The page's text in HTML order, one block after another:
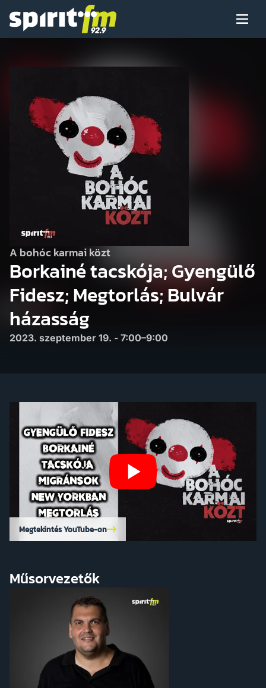
Spirit
Menü
Arcaink
Műsor
Hírek
A bohóc karmai közt
Borkainé tacskója; Gyengülő
Fidesz; Megtorlás; Bulvár
házasság
2023. szeptember 19. - 7:00–9:00
Megtekintés YouTube-on
Műsorvezetők